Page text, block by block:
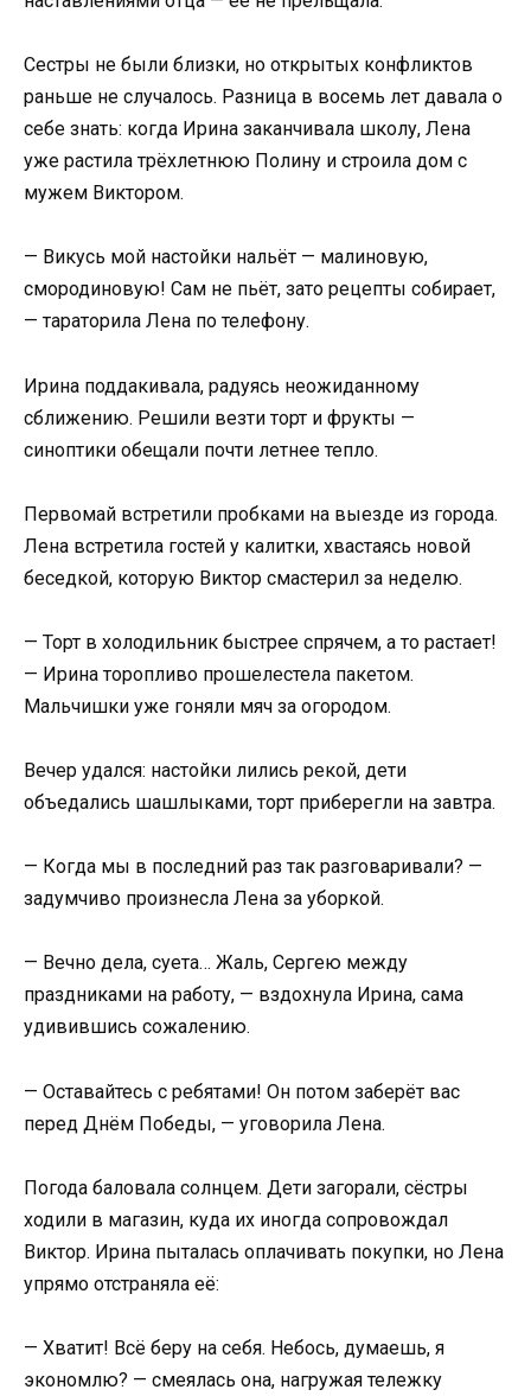
Сестры не были близки, но открытых конфликтов
раньше не случалось. Разница в восемь лет давала о
себе знать: когда Ирина заканчивала школу, Лена
уже растила трёхлетнюю Полину и строила дом с
мужем Виктором.
— Викусь мой настойки нальёт — малиновую,
смородиновую! Сам не пьёт, зато рецепты собирает,
— тараторила Лена по телефону.
Ирина поддакивала, радуясь неожиданному
сближению. Решили везти торт и фрукты —
синоптики обещали почти летнее тепло.
Первомай встретили пробками на выезде из города.
Лена встретила гостей у калитки, хвастаясь новой
беседкой, которую Виктор смастерил за неделю.
— Торт в холодильник быстрее спрячем, а то растает!
— Ирина торопливо прошелестела пакетом.
Мальчишки уже гоняли мяч за огородом.
Вечер удался: настойки лились рекой, дети
объедались шашлыками, торт приберегли на завтра.
— Когда мы в последний раз так разговаривали? —
задумчиво произнесла Лена за уборкой.
— Вечно дела, суета… Жаль, Сергею между
праздниками на работу, — вздохнула Ирина, сама
удивившись сожалению.
— Оставайтесь с ребятами! Он потом заберёт вас
перед Днём Победы, — уговорила Лена.
Погода баловала солнцем. Дети загорали, сёстры
ходили в магазин, куда их иногда сопровождал
Виктор. Ирина пыталась оплачивать покупки, но Лена
упрямо отстраняла её:
— Хватит! Всё беру на себя. Небось, думаешь, я
экономлю? — смеялась она, нагружая тележку